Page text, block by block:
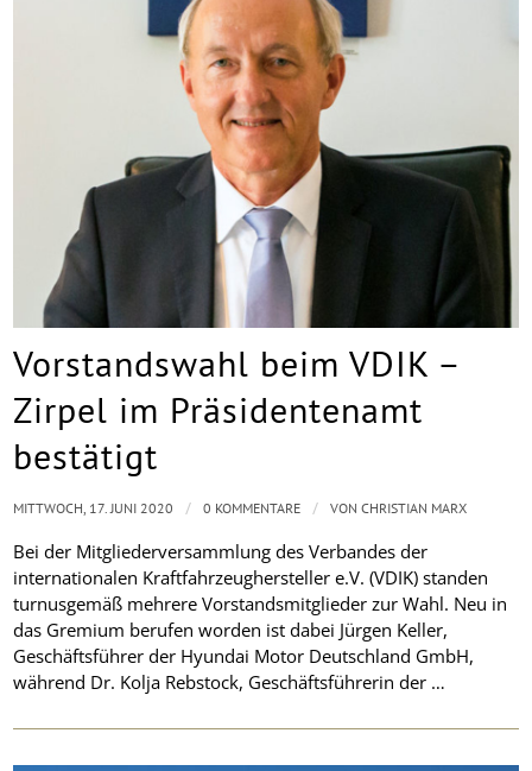
Vorstandswahl beim VDIK –
Zirpel im Präsidentenamt
bestätigt
Bei der Mitgliederversammlung des Verbandes der
internationalen Kraftfahrzeughersteller e.V. (VDIK) standen
turnusgemäß mehrere Vorstandsmitglieder zur Wahl. Neu in
das Gremium berufen worden ist dabei Jürgen Keller,
Geschäftsführer der Hyundai Motor Deutschland GmbH,
während Dr. Kolja Rebstock, Geschäftsführerin der …
MITTWOCH, 17. JUNI 2020 / 0 KOMMENTARE / VONCHRISTIAN MARX